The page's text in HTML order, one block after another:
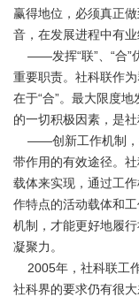
赢得地位，必须真正
音，在发展进程中有业
——发挥“联”、“合”
重要职责。社科联作
在于“合”。最大限度
的一切积极因素，是
——创新工作机制，
带作用的有效途径。社
载体来实现，通过工
作特点的活动载体和
机制，才能更好地履
凝聚力。
2005年，社科联工
社科界的要求仍有很